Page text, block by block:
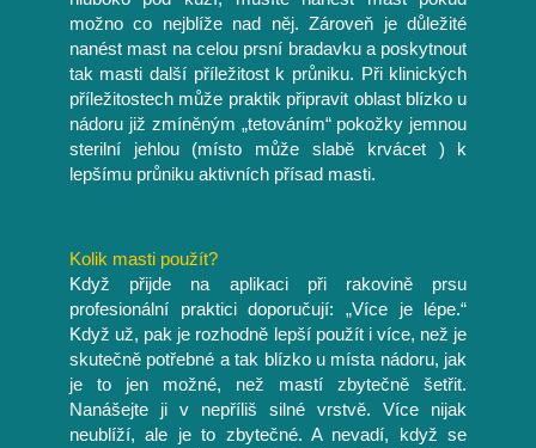
možno co nejblíže nad něj. Zároveň je důležité
nanést mast na celou prsní bradavku a poskytnout
tak masti další příležitost k průniku. Při klinických
příležitostech může praktik připravit oblast blízko u
nádoru již zmíněným „tetováním“ pokožky jemnou
sterilní jehlou (místo může slabě krvácet ) k
lepšímu průniku aktivních přísad masti.
Kolik masti použít?
Když přijde na aplikaci při rakovině prsu
profesionální praktici doporučují: „Více je lépe.“
Když už, pak je rozhodně lepší použít i více, než je
skutečně potřebné a tak blízko u místa nádoru, jak
je to jen možné, než mastí zbytečně šetřit.
Nanášejte ji v nepříliš silné vrstvě. Více nijak
neublíží, ale je to zbytečné. A nevadí, když se